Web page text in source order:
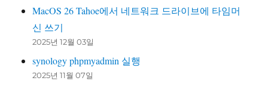
MacOS 26 Tahoe에서 네트워크 드라이브에 타임머
신 쓰기
2025년 12월 03일
synology phpmyadmin 실행
2025년 11월 07일